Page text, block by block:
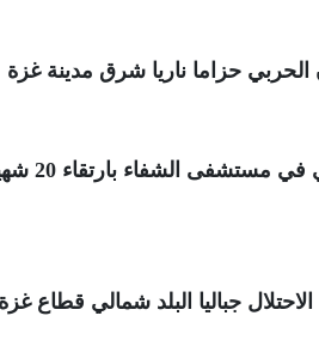
حزاما ناريا شرق مدينة غزة
جباليا البلد شمالي قطاع غزة